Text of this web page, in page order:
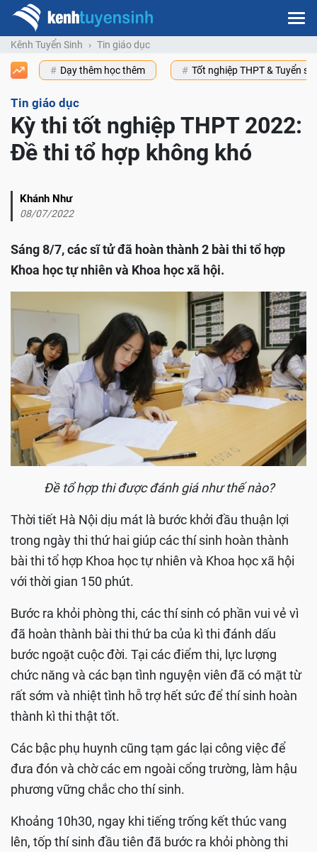
Kênh Tuyển Sinh Tin giáo dục
Dạy thêm học thêm Tốt nghiệp THPT & Tuyển
Tin giáo dục
Kỳ thi tốt nghiệp THPT 2022:
Đề thi tổ hợp không khó
Khánh Như
08/07/2022
Sáng 8/7, các sĩ tử đã hoàn thành 2 bài thi tổ hợp
Khoa học tự nhiên và Khoa học xã hội.
Đề tổ hợp thi được đánh giá như thế nào?
Thời tiết Hà Nội dịu mát là bước khởi đầu thuận lợi
trong ngày thi thứ hai giúp các thí sinh hoàn thành
bài thi tổ hợp Khoa học tự nhiên và Khoa học xã hội
với thời gian 150 phút.
Bước ra khỏi phòng thi, các thí sinh có phần vui vẻ vì
đã hoàn thành bài thi thứ ba của kì thi đánh dấu
bước ngoặt cuộc đời. Tại các điểm thi, lực lượng
chức năng và các bạn tình nguyện viên đã có mặt từ
rất sớm và nhiệt tình hỗ trợ hết sức để thí sinh hoàn
thành kì thi thật tốt.
Các bậc phụ huynh cũng tạm gác lại công việc để
đưa đón và chờ các em ngoài cổng trường, làm hậu
phương vững chắc cho thí sinh.
Khoảng 10h30, ngay khi tiếng trống kết thúc vang
lên, tốp thí sinh đầu tiên đã bước ra khỏi phòng thi